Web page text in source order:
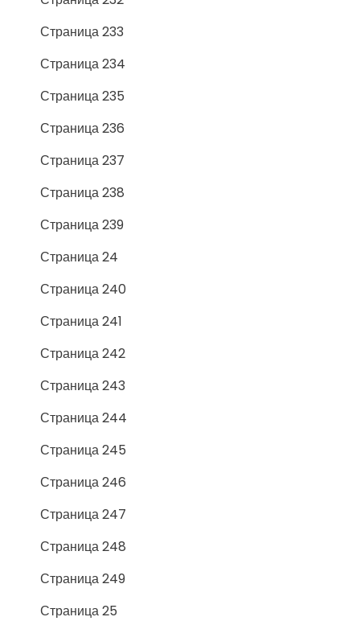
Страница 233
Страница 234
Страница 235
Страница 236
Страница 237
Страница 238
Страница 239
Страница 24
Страница 240
Страница 241
Страница 242
Страница 243
Страница 244
Страница 245
Страница 246
Страница 247
Страница 248
Страница 249
Страница 25